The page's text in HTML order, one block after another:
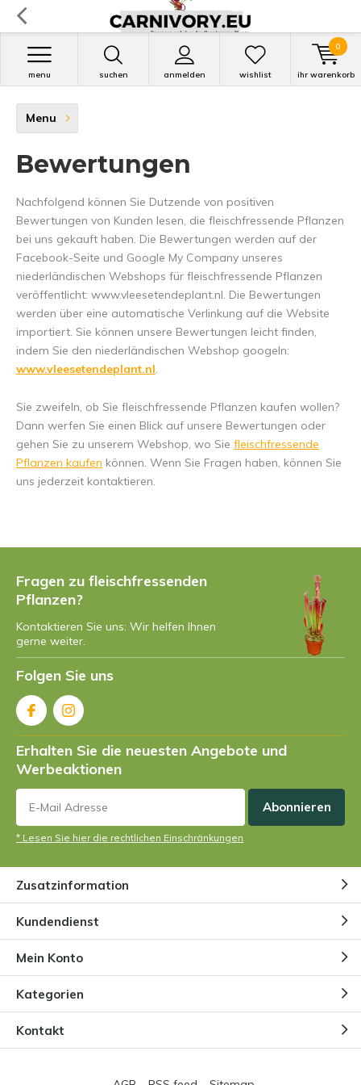
suchen anmelden
menu wishlist ihr warenkorb
0
Menu
Bewertungen
Nachfolgend können Sie Dutzende von positiven
Bewertungen von Kunden lesen, die fleischfressende Pflanzen
bei uns gekauft haben. Die Bewertungen werden auf der
Facebook-Seite und Google My Company unseres
niederländischen Webshops für fleischfressende Pflanzen
veröffentlicht: www.vleesetendeplant.nl. Die Bewertungen
werden über eine automatische Verlinkung auf die Website
importiert. Sie können unsere Bewertungen leicht finden,
indem Sie den niederländischen Webshop googeln:
www.vleesetendeplant.nl.
Sie zweifeln, ob Sie fleischfressende Pflanzen kaufen wollen?
Dann werfen Sie einen Blick auf unsere Bewertungen oder
gehen Sie zu unserem Webshop, wo Sie fleischfressende
Pflanzen kaufen können. Wenn Sie Fragen haben, können Sie
uns jederzeit kontaktieren.
Fragen zu fleischfressenden
Pflanzen?
Kontaktieren Sie uns: Wir helfen Ihnen
gerne weiter.
Folgen Sie uns
Erhalten Sie die neuesten Angebote und
Werbeaktionen
Abonnieren
* Lesen Sie hier die rechtlichen Einschränkungen
Zusatzinformation
Kundendienst
Mein Konto
Kategorien
Kontakt